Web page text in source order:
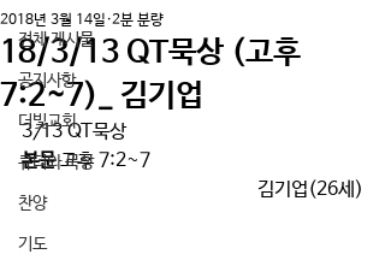
전체 게시물
공지사항
더빛교회
큐티와 묵상
찬양
기도
18/3/13 QT묵상 (고후
7:2~7)_ 김기업
2018년 3월 14일 2분 분량
3/13 QT묵상
본문 고후 7:2~7
김기업(26세)